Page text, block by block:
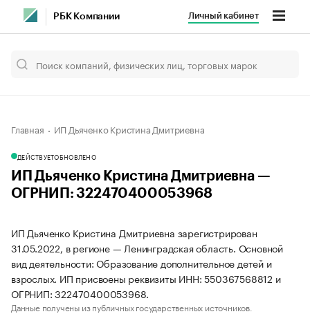
РБК Компании Личный кабинет
Главная ИП Дьяченко Кристина Дмитриевна
ДЕЙСТВУЕТОБНОВЛЕНО
ИП Дьяченко Кристина Дмитриевна —
ОГРНИП: 322470400053968
ИП Дьяченко Кристина Дмитриевна зарегистрирован
31.05.2022, в регионе — Ленинградская область. Основной
вид деятельности: Образование дополнительное детей и
взрослых. ИП присвоены реквизиты ИНН: 550367568812 и
ОГРНИП: 322470400053968.
Данные получены из публичных государственных источников.